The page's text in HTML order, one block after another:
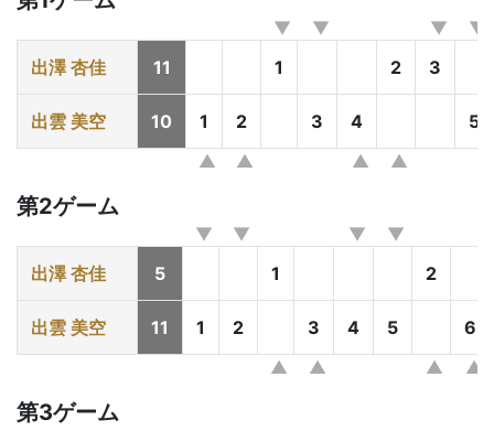
出澤 杏佳 11 1 2 3
出雲 美空 10 1 2 3 4 5
第2ゲーム
出澤 杏佳 5 1 2
出雲 美空 11 1 2 3 4 5 6
第3ゲーム